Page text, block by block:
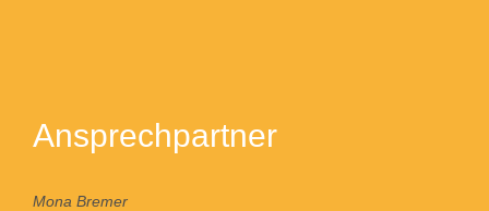
Ansprechpartner
Mona Bremer